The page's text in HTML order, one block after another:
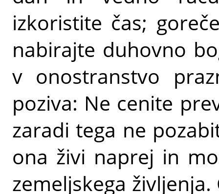
izkoristite čas;
nabirajte duhovno
v onostranstvo
poziva: Ne cenite
zaradi tega ne
ona živi naprej in
zemeljskega